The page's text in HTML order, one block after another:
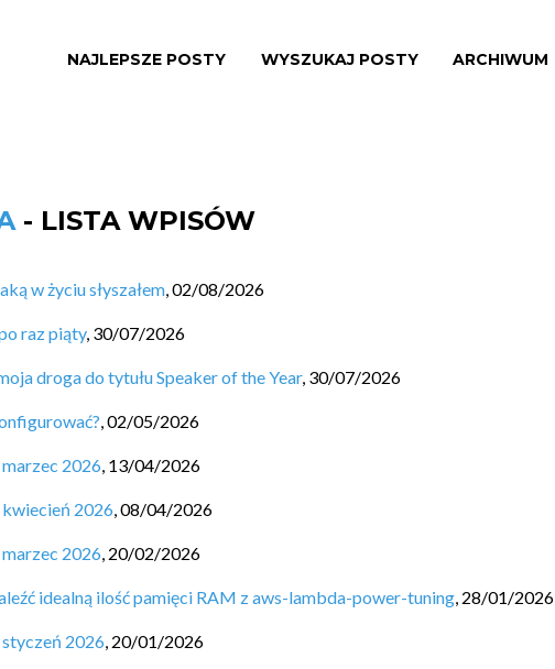
NAJLEPSZE POSTY WYSZUKAJ POSTY ARCHIWUM
- LISTA WPISÓW
w życiu słyszałem,02/08/2026
raz piąty, 30/07/2026
droga do tytułu Speaker of the Year, 30/07/2026
,02/05/2026
2026, 13/04/2026
kwiecień 2026,08/04/2026
2026, 20/02/2026
idealną ilość pamięci RAM z aws-lambda-power-tuning, 28/01/2026
2026, 20/01/2026